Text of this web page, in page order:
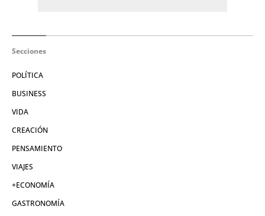
Secciones
POLÍTICA
BUSINESS
VIDA
CREACIÓN
PENSAMIENTO
VIAJES
+ECONOMÍA
GASTRONOMÍA